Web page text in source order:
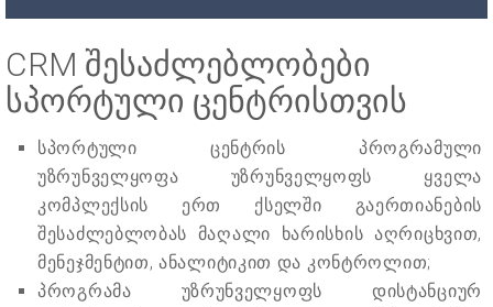
CRM შესაძლებლობები
სპორტული ცენტრისთვის
სპორტული ცენტრის პროგრამული
უზრუნველყოფა უზრუნველყოფს ყველა
კომპლექსის ერთ ქსელში გაერთიანების
შესაძლებლობას მაღალი ხარისხის აღრიცხვით,
მენეჯმენტით, ანალიტიკით და კონტროლით;
პროგრამა უზრუნველყოფს დისტანციურ